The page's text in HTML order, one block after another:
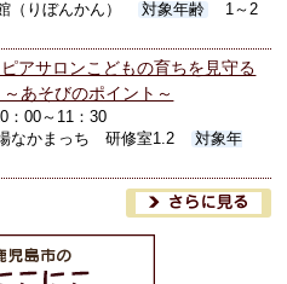
（りぼんかん） 対象年齢
1～2
ピアサロンこどもの育ちを見守る
あそびのポイント～
：00～11：30
なかまっち 研修室1.2
対象年